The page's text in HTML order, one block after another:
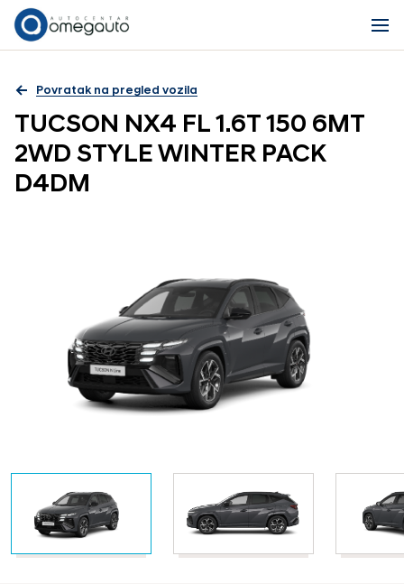
Povratak na pregled vozila
TUCSON NX4 FL 1.6T 150 6MT
2WD STYLE WINTER PACK
D4DM